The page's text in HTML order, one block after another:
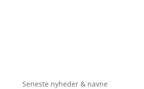
Seneste nyheder & navne